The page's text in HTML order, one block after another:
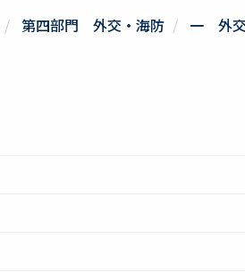
第四部門 外交・海防 一 外交